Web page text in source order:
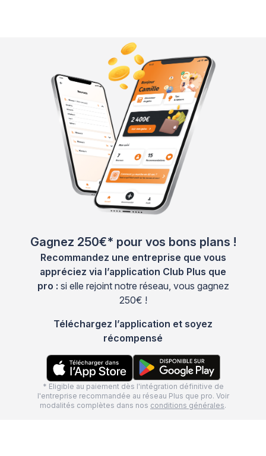
Gagnez 250€* pour vos bons plans !
Recommandez une entreprise que vous
appréciez via l’application Club Plus que
pro : si elle rejoint notre réseau, vous gagnez
250€ !
Téléchargez l’application et soyez
récompensé
* Eligible au paiement dès l'intégration définitive de
l'entreprise recommandée au réseau Plus que pro. Voir
modalités complètes dans nos conditions générales.